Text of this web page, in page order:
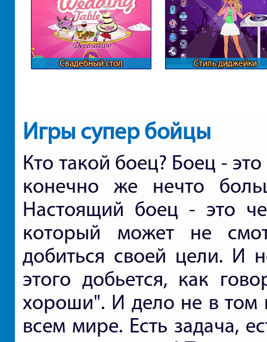
Свадебный стол Стиль диджейки
Игры супер бойцы
Кто такой боец? Боец -
конечно же нечто
Настоящий боец - это
который может не
добиться своей цели. И
этого добьется, как
хороши". И дело не в том
всем мире. Есть задача,